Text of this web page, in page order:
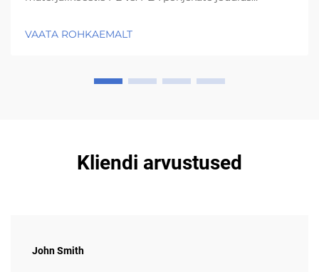
kui temperatuur hoiab end üle 95 kraadi Celsiuse, mis
VAATA ROHKAEMALT
Kliendi arvustused
John Smith